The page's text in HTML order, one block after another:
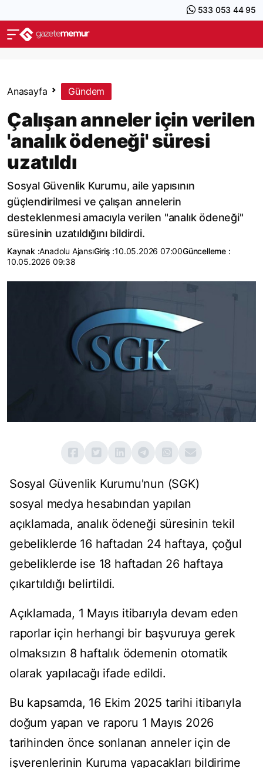
533 053 44 95
Anasayfa Gündem
Çalışan anneler için verilen
'analık ödeneği' süresi
uzatıldı
Sosyal Güvenlik Kurumu, aile yapısının
güçlendirilmesi ve çalışan annelerin
desteklenmesi amacıyla verilen "analık ödeneği"
süresinin uzatıldığını bildirdi.
Kaynak :Anadolu AjansıGiriş :10.05.2026 07:00Güncelleme :
10.05.2026 09:38
Sosyal Güvenlik Kurumu'nun (SGK)
sosyal medya hesabından yapılan
açıklamada, analık ödeneği süresinin tekil
gebeliklerde 16 haftadan 24 haftaya, çoğul
gebeliklerde ise 18 haftadan 26 haftaya
çıkartıldığı belirtildi.
Açıklamada, 1 Mayıs itibarıyla devam eden
raporlar için herhangi bir başvuruya gerek
olmaksızın 8 haftalık ödemenin otomatik
olarak yapılacağı ifade edildi.
Bu kapsamda, 16 Ekim 2025 tarihi itibarıyla
doğum yapan ve raporu 1 Mayıs 2026
tarihinden önce sonlanan anneler için de
işverenlerinin Kuruma yapacakları bildirime